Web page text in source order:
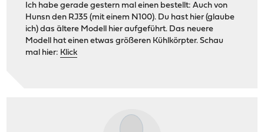
Ich habe gerade gestern mal einen bestellt: Auch von
Hunsn den RJ35 (mit einem N100). Du hast hier (glaube
ich) das ältere Modell hier aufgeführt. Das neuere
Modell hat einen etwas größeren Kühlkörpter. Schau
mal hier: Klick